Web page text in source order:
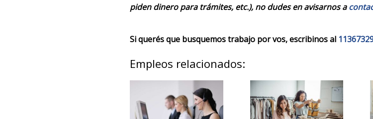
piden dinero para trámites, etc.), no dudes en avisarnos a
Si querés que busquemos trabajo por vos, escribinos al
Empleos relacionados: